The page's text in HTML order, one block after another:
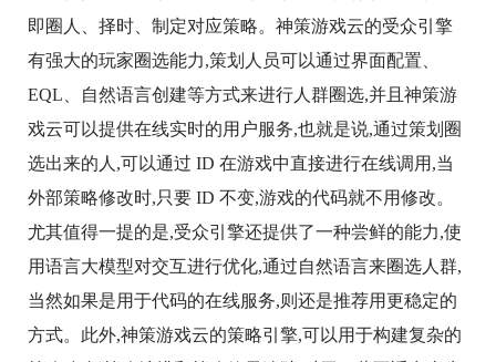
即圈人、择时、制定对应策略。神策游戏云的受众引擎
有强大的玩家圈选能力,策划人员可以通过界面配置、
EQL、自然语言创建等方式来进行人群圈选,并且神策游
戏云可以提供在线实时的用户服务,也就是说,通过策划圈
选出来的人,可以通过 ID 在游戏中直接进行在线调用,当
外部策略修改时,只要 ID 不变,游戏的代码就不用修改。
尤其值得一提的是,受众引擎还提供了一种尝鲜的能力,使
用语言大模型对交互进行优化,通过自然语言来圈选人群,
当然如果是用于代码的在线服务,则还是推荐用更稳定的
方式。此外,神策游戏云的策略引擎,可以用于构建复杂的